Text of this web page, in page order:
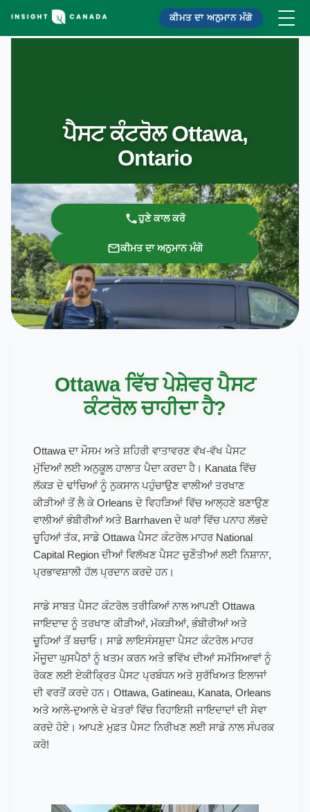
ਕੀਮਤ ਦਾ ਅਨੁਮਾਨ ਮੰਗੋ
ਪੈਸਟ ਕੰਟਰੋਲ Ottawa,
Ontario
ਹੁਣੇ ਕਾਲ ਕਰੋ
ਕੀਮਤ ਦਾ ਅਨੁਮਾਨ ਮੰਗੋ
Ottawa ਵਿੱਚ ਪੇਸ਼ੇਵਰ ਪੈਸਟ
ਕੰਟਰੋਲ ਚਾਹੀਦਾ ਹੈ?
Ottawa ਦਾ ਮੌਸਮ ਅਤੇ ਸ਼ਹਿਰੀ ਵਾਤਾਵਰਣ ਵੱਖ-ਵੱਖ ਪੈਸਟ
ਮੁੱਦਿਆਂ ਲਈ ਅਨੁਕੂਲ ਹਾਲਾਤ ਪੈਦਾ ਕਰਦਾ ਹੈ। Kanata ਵਿੱਚ
ਲੱਕੜ ਦੇ ਢਾਂਚਿਆਂ ਨੂੰ ਨੁਕਸਾਨ ਪਹੁੰਚਾਉਣ ਵਾਲੀਆਂ ਤਰਖਾਣ
ਕੀੜੀਆਂ ਤੋਂ ਲੈ ਕੇ Orleans ਦੇ ਵਿਹੜਿਆਂ ਵਿੱਚ ਆਲ੍ਹਣੇ ਬਣਾਉਣ
ਵਾਲੀਆਂ ਭੰਬੀਰੀਆਂ ਅਤੇ Barrhaven ਦੇ ਘਰਾਂ ਵਿੱਚ ਪਨਾਹ ਲੱਭਦੇ
ਚੂਹਿਆਂ ਤੱਕ, ਸਾਡੇ Ottawa ਪੈਸਟ ਕੰਟਰੋਲ ਮਾਹਰ National
Capital Region ਦੀਆਂ ਵਿਲੱਖਣ ਪੈਸਟ ਚੁਣੌਤੀਆਂ ਲਈ ਨਿਸ਼ਾਨਾ,
ਪ੍ਰਭਾਵਸ਼ਾਲੀ ਹੱਲ ਪ੍ਰਦਾਨ ਕਰਦੇ ਹਨ।
ਸਾਡੇ ਸਾਬਤ ਪੈਸਟ ਕੰਟਰੋਲ ਤਰੀਕਿਆਂ ਨਾਲ ਆਪਣੀ Ottawa
ਜਾਇਦਾਦ ਨੂੰ ਤਰਖਾਣ ਕੀੜੀਆਂ, ਮੱਕੜੀਆਂ, ਭੰਬੀਰੀਆਂ ਅਤੇ
ਚੂਹਿਆਂ ਤੋਂ ਬਚਾਓ। ਸਾਡੇ ਲਾਇਸੰਸਸ਼ੁਦਾ ਪੈਸਟ ਕੰਟਰੋਲ ਮਾਹਰ
ਮੌਜੂਦਾ ਘੁਸਪੈਠਾਂ ਨੂੰ ਖਤਮ ਕਰਨ ਅਤੇ ਭਵਿੱਖ ਦੀਆਂ ਸਮੱਸਿਆਵਾਂ ਨੂੰ
ਰੋਕਣ ਲਈ ਏਕੀਕ੍ਰਿਤ ਪੈਸਟ ਪ੍ਰਬੰਧਨ ਅਤੇ ਸੁਰੱਖਿਅਤ ਇਲਾਜਾਂ
ਦੀ ਵਰਤੋਂ ਕਰਦੇ ਹਨ। Ottawa, Gatineau, Kanata, Orleans
ਅਤੇ ਆਲੇ-ਦੁਆਲੇ ਦੇ ਖੇਤਰਾਂ ਵਿੱਚ ਰਿਹਾਇਸ਼ੀ ਜਾਇਦਾਦਾਂ ਦੀ ਸੇਵਾ
ਕਰਦੇ ਹੋਏ। ਆਪਣੇ ਮੁਫ਼ਤ ਪੈਸਟ ਨਿਰੀਖਣ ਲਈ ਸਾਡੇ ਨਾਲ ਸੰਪਰਕ
ਕਰੋ!